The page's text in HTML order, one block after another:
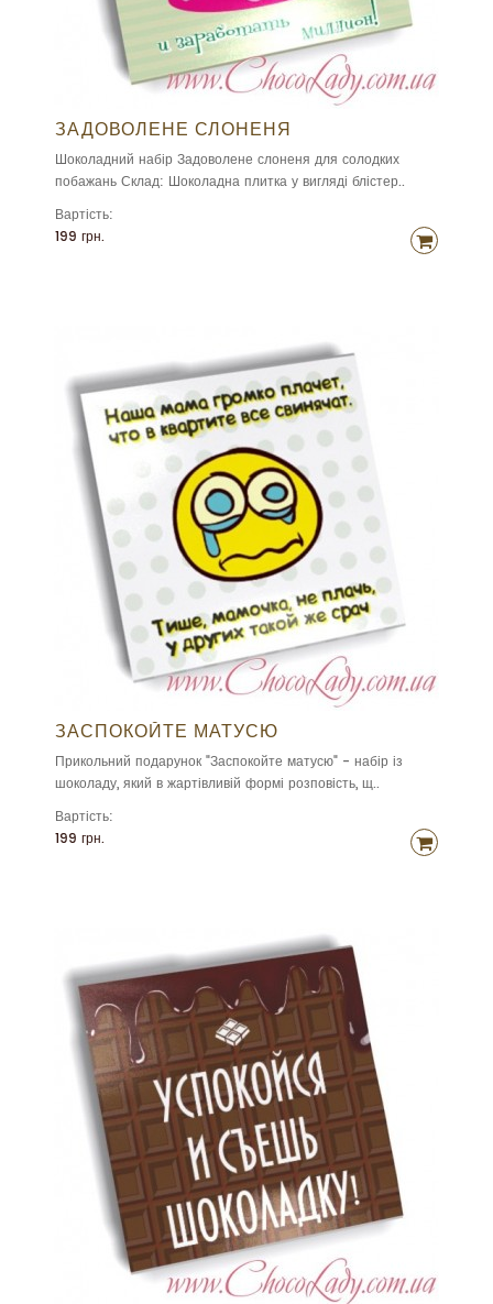
ЗАДОВОЛЕНЕ СЛОНЕНЯ
Шоколадний набір Задоволене слоненя для солодких
побажань Склад: Шоколадна плитка у вигляді блістер..
Вартість:
199 грн.
ЗАСПОКОЙТЕ МАТУСЮ
Прикольний подарунок "Заспокойте матусю" - набір із
шоколаду, який в жартівливій формі розповість, щ..
Вартість:
199 грн.